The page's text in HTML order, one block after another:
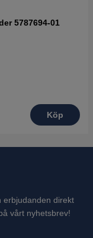
5787694-01
Köp
erbjudanden direkt
vårt nyhetsbrev!